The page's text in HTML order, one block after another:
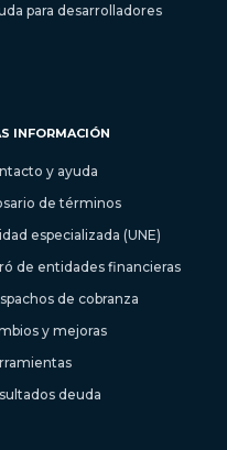
para desarrolladores
INFORMACIÓN
y ayuda
de términos
especializada (UNE)
de entidades financieras
de cobranza
y mejoras
deuda